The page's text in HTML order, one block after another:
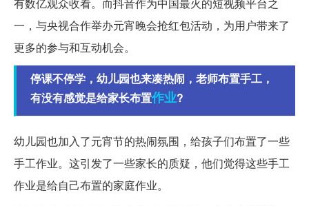
一，与央视合作举办元宵晚会抢红包活动，为用户带来了
更多的参与和互动机会。
停课不停学，幼儿园也来凑热闹，老师布置手工，
有没有感觉是给家长布置作业?
幼儿园也加入了元宵节的热闹氛围，给孩子们布置了一些
手工作业。这引发了一些家长的质疑，他们觉得这些手工
作业是给自己布置的家庭作业。